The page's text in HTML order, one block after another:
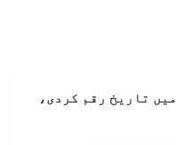
تاریخ رقم کردی،